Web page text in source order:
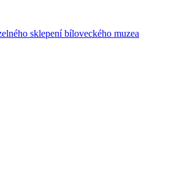
sklepení bíloveckého muzea